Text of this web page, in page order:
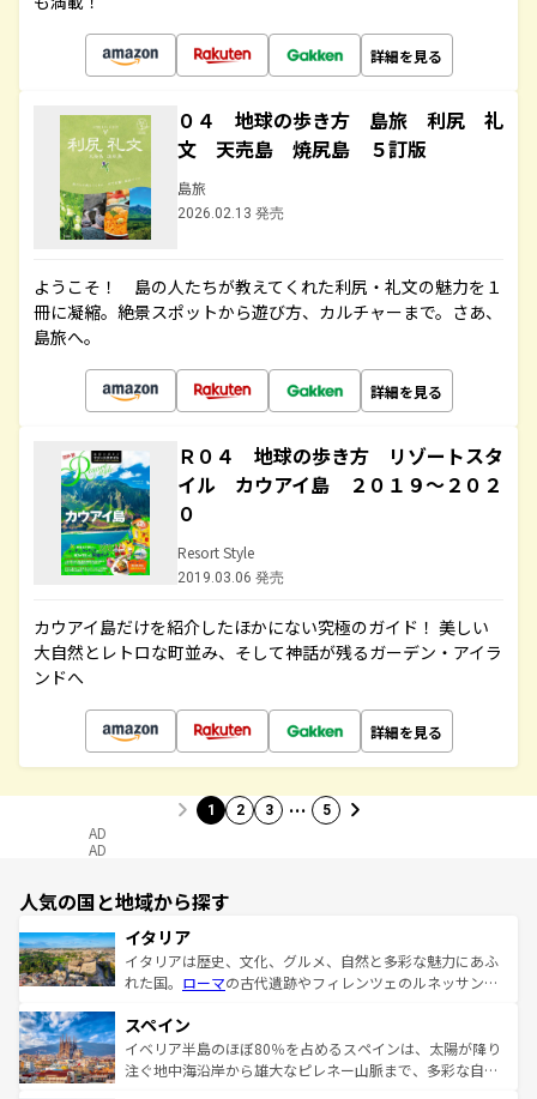
詳細を見る
０４ 地球の歩き方 島旅 利尻 礼
文 天売島 焼尻島 ５訂版
島旅
2026.02.13 発売
ようこそ！ 島の人たちが教えてくれた利尻・礼文の魅力を１
冊に凝縮。絶景スポットから遊び方、カルチャーまで。さあ、
島旅へ。
詳細を見る
Ｒ０４ 地球の歩き方 リゾートスタ
イル カウアイ島 ２０１９～２０２
０
Resort Style
2019.03.06 発売
カウアイ島だけを紹介したほかにない究極のガイド！ 美しい
大自然とレトロな町並み、そして神話が残るガーデン・アイラ
ンドへ
詳細を見る
1 2 3 … 5
AD
AD
人気の国と地域から探す
イタリア
イタリアは歴史、文化、グルメ、自然と多彩な魅力にあふ
れた国。 ローマの古代遺跡やフィレンツェのルネッサンス
ろん、トスカーナの美しい田園風景やアマルフィ海岸の絶
景など、自然景観も見逃せない。観光の合間には、本場の
ピザやパスタなど、絶品のイタリア料理を堪能することも
スペイン
イベリア半島のほぼ80％を占めるスペインは、太陽が降り
注ぐ地中海沿岸から雄大なピレネー山脈まで、多彩な自然